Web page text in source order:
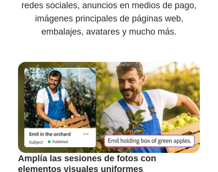
redes sociales, anuncios en medios de pago,
imágenes principales de páginas web,
embalajes, avatares y mucho más.
Amplía las sesiones de fotos con
elementos visuales uniformes